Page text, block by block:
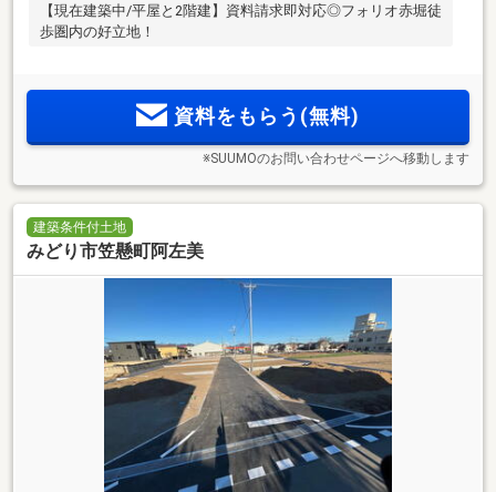
【現在建築中/平屋と2階建】資料請求即対応◎フォリオ赤堀徒
歩圏内の好立地！
資料をもらう(無料)
※SUUMOのお問い合わせページへ移動します
建築条件付土地
みどり市笠懸町阿左美